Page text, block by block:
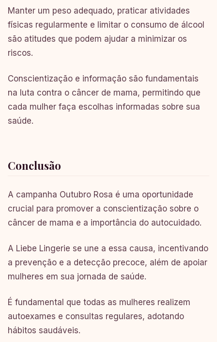
Manter um peso adequado, praticar atividades
físicas regularmente e limitar o consumo de álcool
são atitudes que podem ajudar a minimizar os
riscos.
Conscientização e informação são fundamentais
na luta contra o câncer de mama, permitindo que
cada mulher faça escolhas informadas sobre sua
saúde.
Conclusão
A campanha Outubro Rosa é uma oportunidade
crucial para promover a conscientização sobre o
câncer de mama e a importância do autocuidado.
A Liebe Lingerie se une a essa causa, incentivando
a prevenção e a detecção precoce, além de apoiar
mulheres em sua jornada de saúde.
É fundamental que todas as mulheres realizem
autoexames e consultas regulares, adotando
hábitos saudáveis.